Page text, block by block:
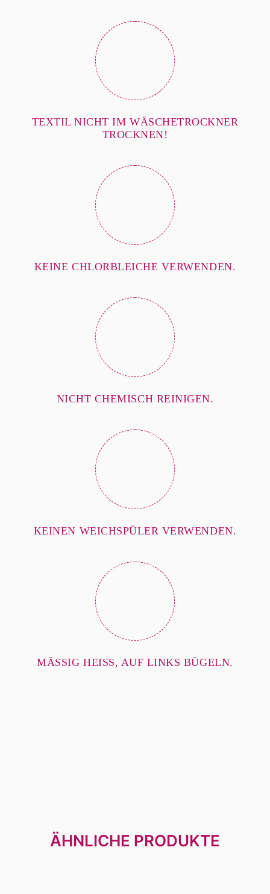
TEXTIL NICHT IM WÄSCHETROCKNER
TROCKNEN!
KEINE CHLORBLEICHE VERWENDEN.
NICHT CHEMISCH REINIGEN.
KEINEN WEICHSPÜLER VERWENDEN.
MÄSSIG HEISS, AUF LINKS BÜGELN.
ÄHNLICHE PRODUKTE